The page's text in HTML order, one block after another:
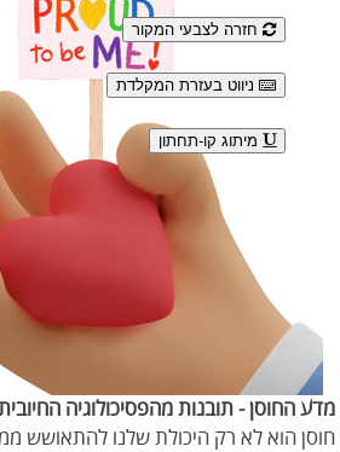
חזרה לצבעי המקור
ניווט בעזרת המקלדת
מיתוג קו-תחתון
מדע החוסן - תובנות מהפסיכולוגיה
חוסן הוא לא רק היכולת שלנו להתאושש